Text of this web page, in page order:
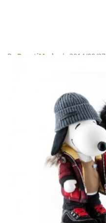
By BeautiMode | 2014/08/27